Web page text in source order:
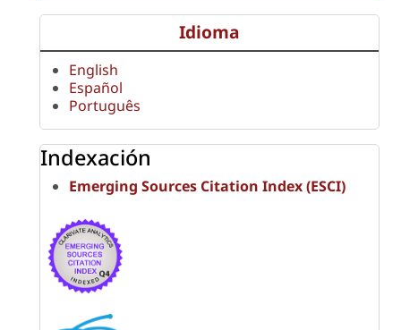
Idioma
English
Español
Português
Indexación
Emerging Sources Citation Index (ESCI)